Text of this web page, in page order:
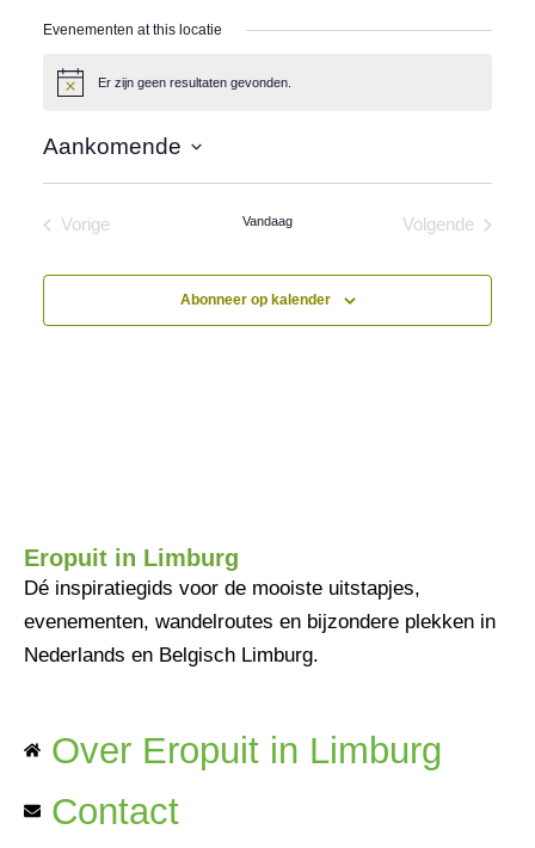
Evenementen at this locatie
Bericht Er zijn geen resultaten gevonden.
Aankomende
datum.
Vorige
Vandaag
Volgende
Abonneer op kalender
Eropuit in Limburg
Dé inspiratiegids voor de mooiste uitstapjes,
evenementen, wandelroutes en bijzondere plekken in
Nederlands en Belgisch Limburg.
Over Eropuit in Limburg
Contact